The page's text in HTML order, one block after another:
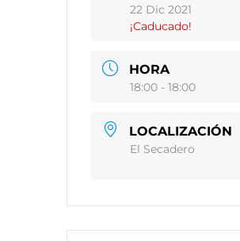
22 Dic 2021
¡Caducado!
HORA
18:00 - 18:00
LOCALIZACIÓN
El Secadero